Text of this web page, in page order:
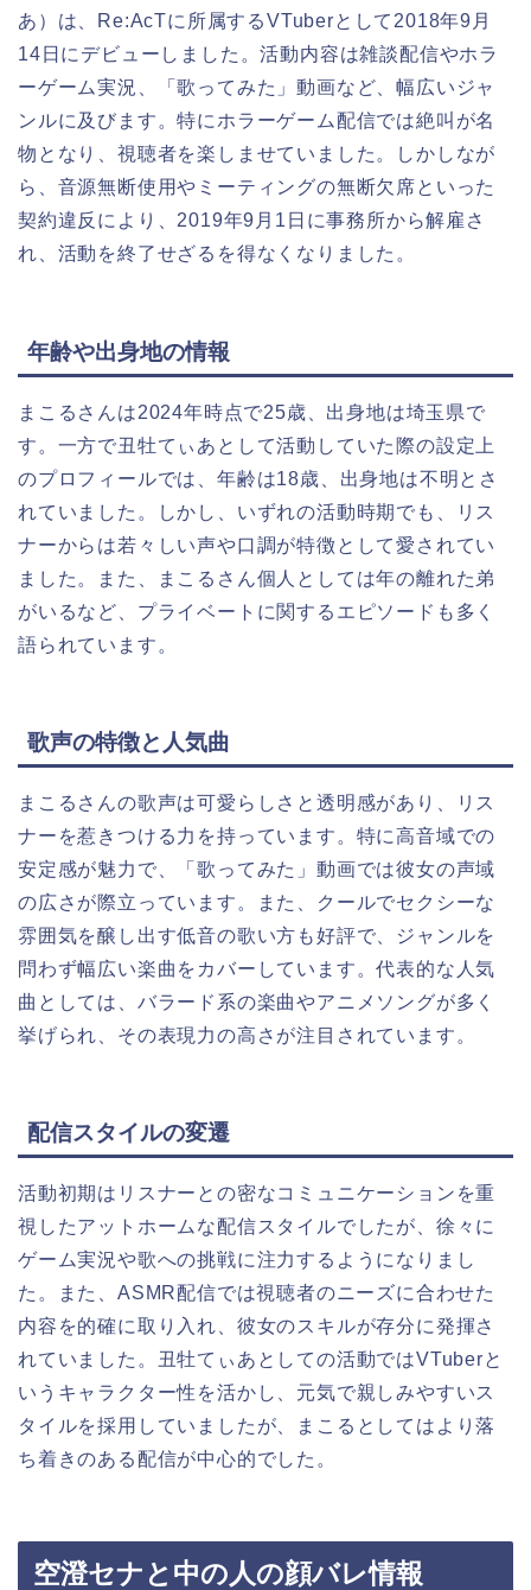
あ）は、Re:AcTに所属するVTuberとして2018年9月
14日にデビューしました。活動内容は雑談配信やホラ
ーゲーム実況、「歌ってみた」動画など、幅広いジャ
ンルに及びます。特にホラーゲーム配信では絶叫が名
物となり、視聴者を楽しませていました。しかしなが
ら、音源無断使用やミーティングの無断欠席といった
契約違反により、2019年9月1日に事務所から解雇さ
れ、活動を終了せざるを得なくなりました。
年齢や出身地の情報
まこるさんは2024年時点で25歳、出身地は埼玉県で
す。一方で丑牡てぃあとして活動していた際の設定上
のプロフィールでは、年齢は18歳、出身地は不明とさ
れていました。しかし、いずれの活動時期でも、リス
ナーからは若々しい声や口調が特徴として愛されてい
ました。また、まこるさん個人としては年の離れた弟
がいるなど、プライベートに関するエピソードも多く
語られています。
歌声の特徴と人気曲
まこるさんの歌声は可愛らしさと透明感があり、リス
ナーを惹きつける力を持っています。特に高音域での
安定感が魅力で、「歌ってみた」動画では彼女の声域
の広さが際立っています。また、クールでセクシーな
雰囲気を醸し出す低音の歌い方も好評で、ジャンルを
問わず幅広い楽曲をカバーしています。代表的な人気
曲としては、バラード系の楽曲やアニメソングが多く
挙げられ、その表現力の高さが注目されています。
配信スタイルの変遷
活動初期はリスナーとの密なコミュニケーションを重
視したアットホームな配信スタイルでしたが、徐々に
ゲーム実況や歌への挑戦に注力するようになりまし
た。また、ASMR配信では視聴者のニーズに合わせた
内容を的確に取り入れ、彼女のスキルが存分に発揮さ
れていました。丑牡てぃあとしての活動ではVTuberと
いうキャラクター性を活かし、元気で親しみやすいス
タイルを採用していましたが、まこるとしてはより落
ち着きのある配信が中心的でした。
空澄セナと中の人の顔バレ情報